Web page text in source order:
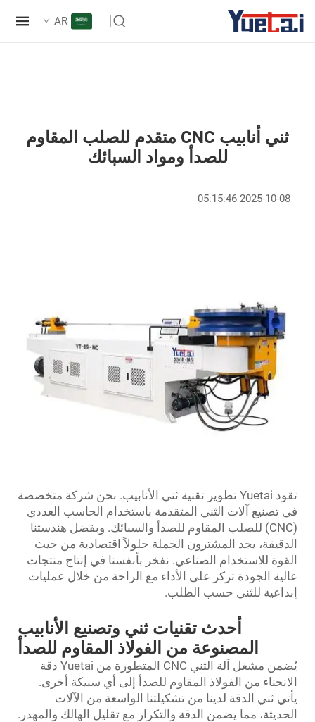
AR
ثني أنابيب CNC متقدم للصلب المقاوم
للصدأ ومواد السبائك
2025-10-08
تقود Yuetai تطوير تقنية ثني الأنابيب. نحن شركة متخصصة
آلات الثني المتقدمة باستخدام الحاسب العددي
(CNC) للصلب المقاوم للصدأ والسبائك. وبفضل هندستنا
يجد المشترون الجملة حلولاً اقتصادية من حيث
للاستخدام الصناعي. نفخر بأنفسنا في إنتاج منتجات
الجودة تركز على الأداء مع الراحة من خلال عمليات
للثني حسب الطلب.
أحدث تقنيات ثني وتصنيع الأنابيب
المصنوعة من الفولاذ المقاوم للصدأ
يُضمن مشغل آلة الثني CNC المتطورة من Yuetai دقة
من الفولاذ المقاوم للصدأ إلى أي سبيكة أخرى.
ثني الدقة لدينا من تشكيلتنا الواسعة من الآلات
مما يضمن الدقة والتكرار مع تقليل الهالك والمهدر.